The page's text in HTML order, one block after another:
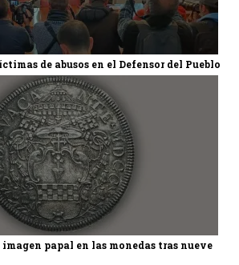
de abusos en el Defensor del Pueblo
papal en las monedas tras nueve